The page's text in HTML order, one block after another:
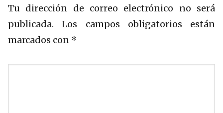
Tu dirección de correo electrónico no será
publicada.
Los campos obligatorios están
marcados con *